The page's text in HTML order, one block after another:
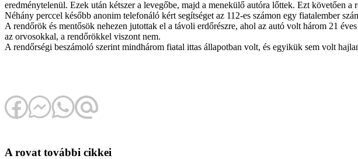
eredménytelenül. Ezek után kétszer a levegőbe, majd a menekülő autóra lőttek. Ezt követően
Néhány perccel később anonim telefonáló kért segítséget az 112-es számon egy fiatalember
A rendőrök és mentősök nehezen jutottak el a távoli erdőrészre, ahol az autó volt három 21
az orvosokkal, a rendőrökkel viszont nem.
A rendőrségi beszámoló szerint mindhárom fiatal ittas állapotban volt, és egyikük sem volt
A rovat további cikkei